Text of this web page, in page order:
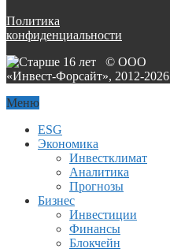
Политика
конфиденциальности
© ООО
«Инвест-Форсайт», 2012-2026
Меню
ESG
Экономика
Инвестклимат
Аналитика
Прогнозы
Бизнес
Инвестиции
Финансы
Блокчейн